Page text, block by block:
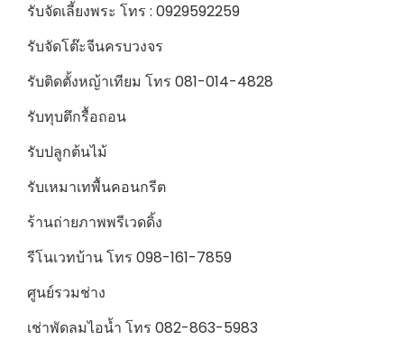
รับจัดเลี้ยงพระ โทร : 0929592259
รับจัดโต๊ะจีนครบวงจร
รับติดตั้งหญ้าเทียม โทร 081-014-4828
รับทุบตึกรื้อถอน
รับปลูกต้นไม้
รับเหมาเทพื้นคอนกรีต
ร้านถ่ายภาพพรีเวดดิ้ง
รีโนเวทบ้าน โทร 098-161-7859
ศูนย์รวมช่าง
เช่าพัดลมไอน้ำ โทร 082-863-5983